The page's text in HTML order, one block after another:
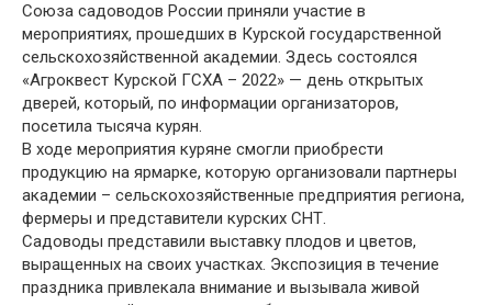
Союза садоводов России приняли участие в
мероприятиях, прошедших в Курской государственной
сельскохозяйственной академии. Здесь состоялся
«Агроквест Курской ГСХА – 2022» — день открытых
дверей, который, по информации организаторов,
посетила тысяча курян.
В ходе мероприятия куряне смогли приобрести
продукцию на ярмарке, которую организовали партнеры
академии – сельскохозяйственные предприятия региона,
фермеры и представители курских СНТ.
Садоводы представили выставку плодов и цветов,
выращенных на своих участках. Экспозиция в течение
праздника привлекала внимание и вызывала живой